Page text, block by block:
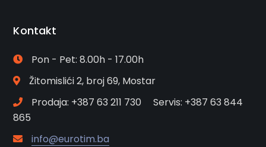
Kontakt
Pon - Pet: 8.00h - 17.00h
Žitomislići 2, broj 69, Mostar
Prodaja: +387 63 211 730 Servis: +387 63 844
865
info@eurotim.ba